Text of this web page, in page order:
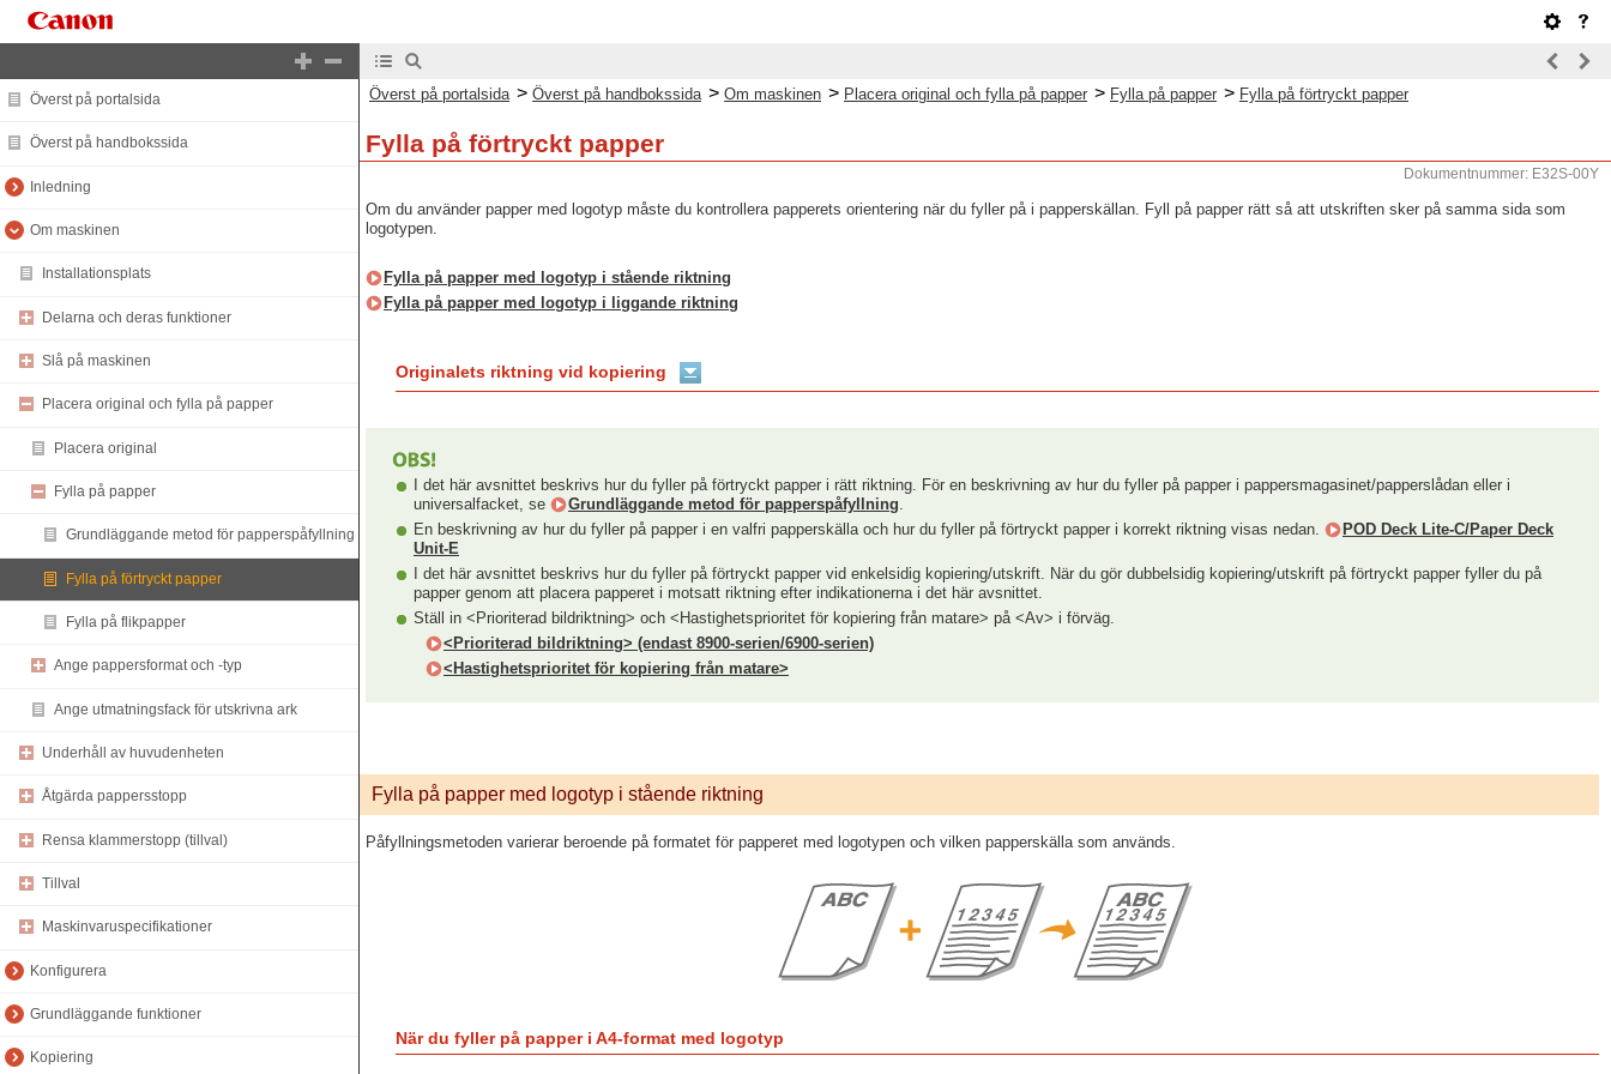
Överst på portalsida
Överst på handbokssida
Inledning
Om maskinen
Installationsplats
Delarna och deras funktioner
Slå på maskinen
Placera original och fylla på papper
Placera original
Fylla på papper
Grundläggande metod för papperspåfyllning
Fylla på förtryckt papper
Fylla på flikpapper
Ange pappersformat och -typ
Ange utmatningsfack för utskrivna ark
Underhåll av huvudenheten
Åtgärda pappersstopp
Rensa klammerstopp (tillval)
Tillval
Maskinvaruspecifikationer
Konfigurera
Grundläggande funktioner
Kopiering
Överst på portalsida > Överst på handbokssida > Om maskinen > Placera original och fylla på papper > Fylla på papper > Fylla på förtryckt papper
Fylla på förtryckt papper
Dokumentnummer: E32S-00Y
Om du använder papper med logotyp måste du kontrollera papperets orientering när du fyller på i papperskällan. Fyll på papper rätt så att utskriften sker på samma sida som
logotypen.
Fylla på papper med logotyp i stående riktning
Fylla på papper med logotyp i liggande riktning
Originalets riktning vid kopiering
I det här avsnittet beskrivs hur du fyller på förtryckt papper i rätt riktning. För en beskrivning av hur du fyller på papper i pappersmagasinet/papperslådan eller i
universalfacket, se
Grundläggande metod för papperspåfyllning.
En beskrivning av hur du fyller på papper i en valfri papperskälla och hur du fyller på förtryckt papper i korrekt riktning visas nedan.
POD Deck Lite-C/Paper Deck
Unit-E
I det här avsnittet beskrivs hur du fyller på förtryckt papper vid enkelsidig kopiering/utskrift. När du gör dubbelsidig kopiering/utskrift på förtryckt papper fyller du på
papper genom att placera papperet i motsatt riktning efter indikationerna i det här avsnittet.
Ställ in <Prioriterad bildriktning> och <Hastighetsprioritet för kopiering från matare> på <Av> i förväg.
<Prioriterad bildriktning> (endast 8900-serien/6900-serien)
<Hastighetsprioritet för kopiering från matare>
Fylla på papper med logotyp i stående riktning
Påfyllningsmetoden varierar beroende på formatet för papperet med logotypen och vilken papperskälla som används.
När du fyller på papper i A4-format med logotyp